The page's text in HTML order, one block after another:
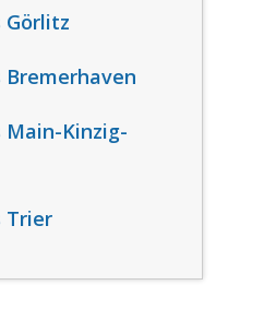
Görlitz
Bremerhaven
Main-Kinzig-
Trier